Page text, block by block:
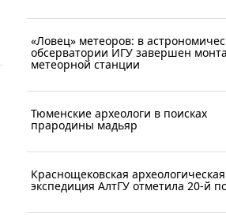
«Ловец» метеоров: в
обсерватории ИГУ завершен
метеорной станции
Тюменские археологи в поисках
прародины мадьяр
Краснощековская археологическая
экспедиция АлтГУ отметила 20-й